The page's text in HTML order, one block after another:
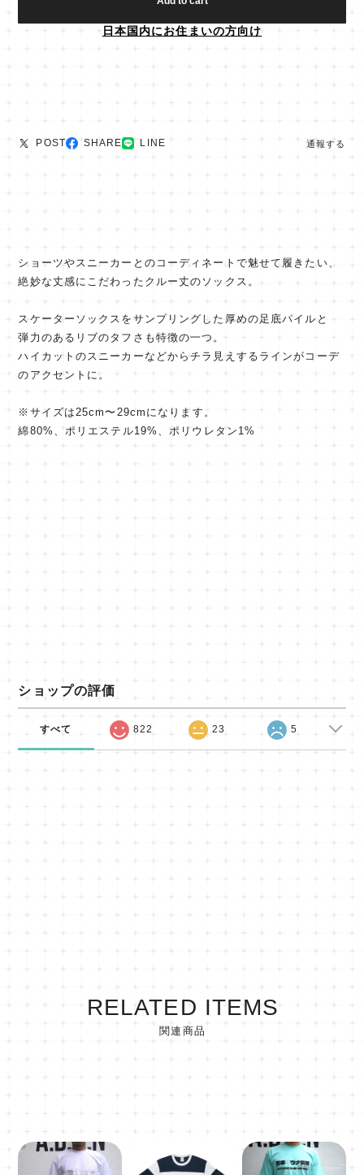
日本国内にお住まいの方向け
POST SHARE LINE 通報する
ショーツやスニーカーとのコーディネートで魅せて履きたい、
絶妙な丈感にこだわったクルー丈のソックス。
スケーターソックスをサンプリングした厚めの足底パイルと
弾力のあるリブのタフさも特徴の一つ。
ハイカットのスニーカーなどからチラ見えするラインがコーデ
のアクセントに。
※サイズは25cm〜29cmになります。
綿80%、ポリエステル19%、ポリウレタン1%
ショップの評価
すべて 822 23 5
RELATED ITEMS
関連商品